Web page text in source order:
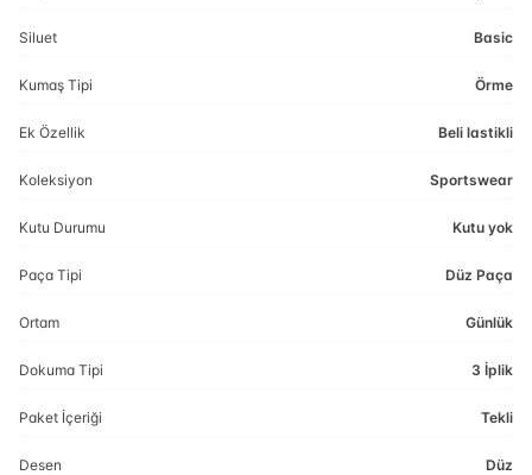
Siluet Basic
Kumaş Tipi Örme
Ek Özellik Beli lastikli
Koleksiyon Sportswear
Kutu Durumu Kutu yok
Paça Tipi Düz Paça
Ortam Günlük
Dokuma Tipi 3 İplik
Paket İçeriği Tekli
Desen Düz